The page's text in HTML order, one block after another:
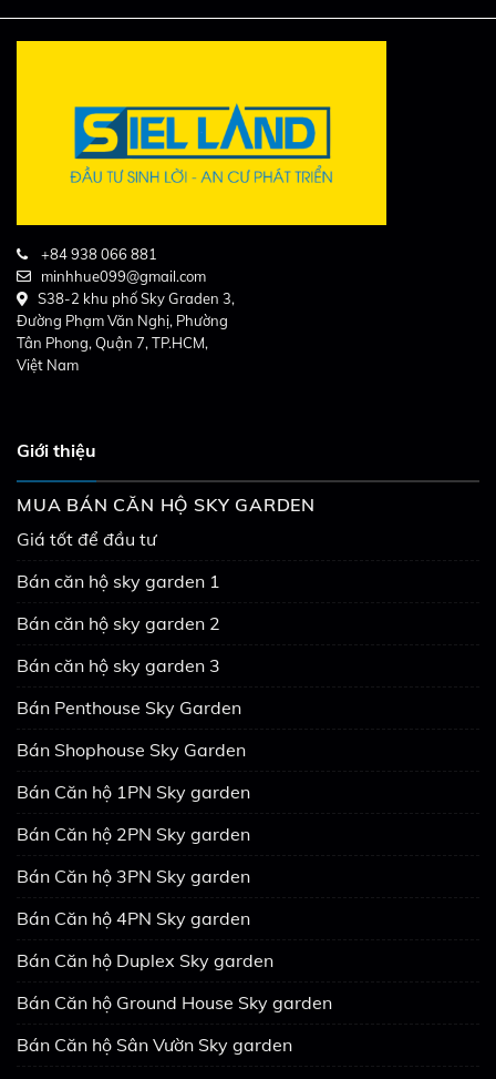
+84 938 066 881
minhhue099@gmail.com
S38-2 khu phố Sky Graden 3,
Đường Phạm Văn Nghị, Phường
Tân Phong, Quận 7, TP.HCM,
Việt Nam
Giới thiệu
MUA BÁN CĂN HỘ SKY GARDEN
Giá tốt để đầu tư
Bán căn hộ sky garden 1
Bán căn hộ sky garden 2
Bán căn hộ sky garden 3
Bán Penthouse Sky Garden
Bán Shophouse Sky Garden
Bán Căn hộ 1PN Sky garden
Bán Căn hộ 2PN Sky garden
Bán Căn hộ 3PN Sky garden
Bán Căn hộ 4PN Sky garden
Bán Căn hộ Duplex Sky garden
Bán Căn hộ Ground House Sky garden
Bán Căn hộ Sân Vườn Sky garden